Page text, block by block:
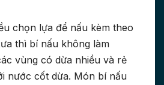
chọn lựa để nấu kèm theo
thì bí nấu không làm
vùng có dừa nhiều và rẻ
nước cốt dừa. Món bí nấu